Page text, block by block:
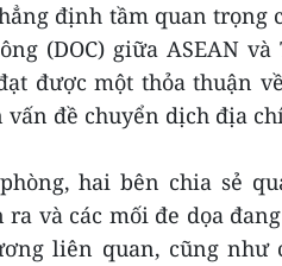
định tầm quan trọng
(DOC) giữa ASEAN
được một thỏa thuận
vấn đề chuyển dịch địa
hai bên chia sẻ
ra và các mối đe dọa
liên quan, cũng như